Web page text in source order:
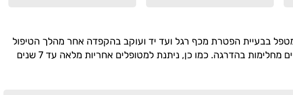
בבעיית הפטרת מכף רגל ועד יד ועוקב בהקפדה אחר מהלך הטיפול
כדי לוודא כי חל שיפור והציפורניים מחלימות בהדרגה. כמו כן, ניתנת למטופלים אחריות מלאה עד 7 שנים